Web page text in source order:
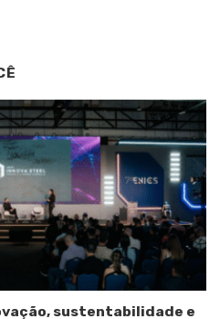
sustentabilidade e